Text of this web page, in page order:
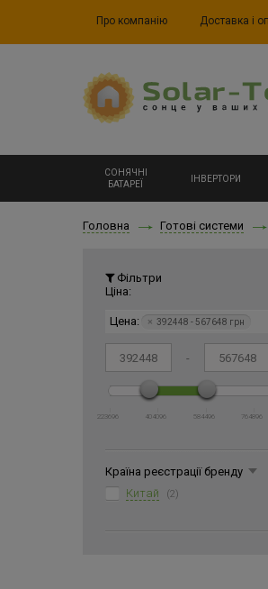
Про компанію Доставка і
СОНЯЧНІ
БАТАРЕЇ
ІНВЕРТОРИ
Головна Готові системи
Фільтри
Ціна:
Цена: × 392448 - 567648 грн
-
223696 404096 584496 764896
Країна реєстрації бренду
Китай
(2)